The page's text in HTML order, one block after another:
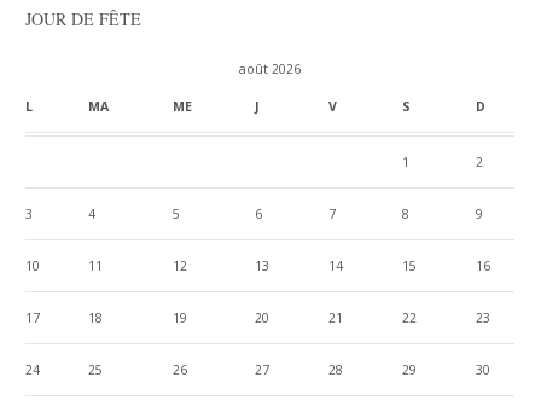
JOUR DE FÊTE
août 2026
L MA ME J V S D
1 2
3 4 5 6 7 8 9
10 11 12 13 14 15 16
17 18 19 20 21 22 23
24 25 26 27 28 29 30